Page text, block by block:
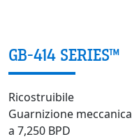
GB-414 SERIES™
Ricostruibile
Guarnizione meccanica
a 7,250 BPD